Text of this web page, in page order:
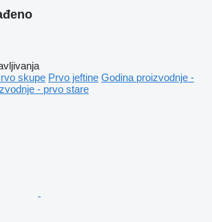
skupe Prvo jeftine Godina proizvodnje -
- prvo stare